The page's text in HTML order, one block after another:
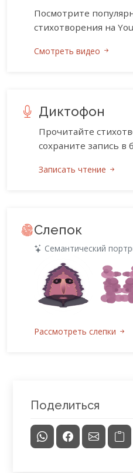
Посмотрите
стихотворения на
Смотреть видео
Диктофон
Прочитайте
сохраните запись в
Записать чтение
Слепок
Семантический
Рассмотреть слепки
Поделиться